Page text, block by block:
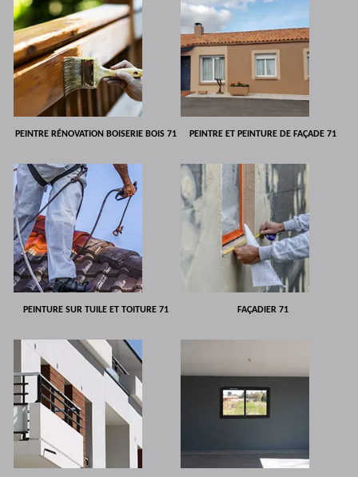
PEINTRE RÉNOVATION BOISERIE BOIS 71 PEINTRE ET PEINTURE DE FAÇADE 71
PEINTURE SUR TUILE ET TOITURE 71 FAÇADIER 71